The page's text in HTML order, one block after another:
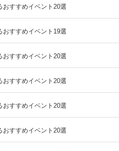
すすめイベント20選
すすめイベント19選
すすめイベント20選
おすすめイベント20選
おすすめイベント20選
すすめイベント20選